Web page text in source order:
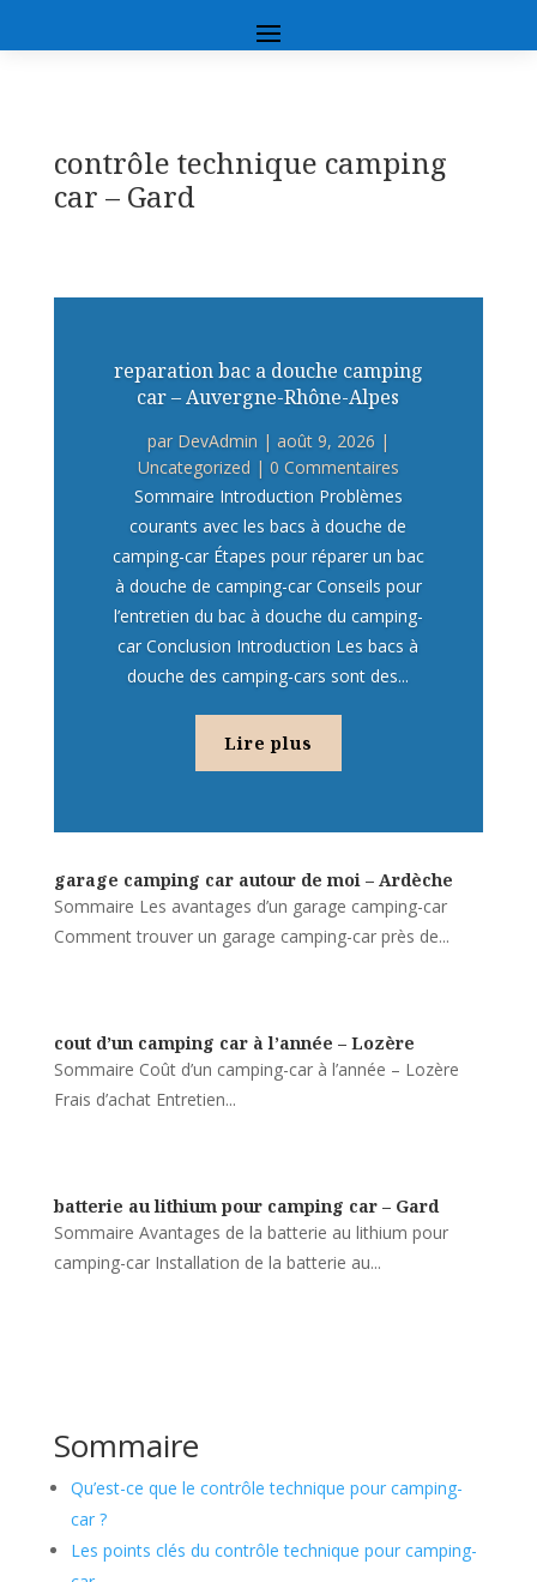
contrôle technique camping
car – Gard
reparation bac a douche camping
car – Auvergne-Rhône-Alpes
par DevAdmin | août 9, 2026 |
Uncategorized | 0 Commentaires
Sommaire Introduction Problèmes
courants avec les bacs à douche de
camping-car Étapes pour réparer un bac
à douche de camping-car Conseils pour
l’entretien du bac à douche du camping-
car Conclusion Introduction Les bacs à
douche des camping-cars sont des...
Lire plus
garage camping car autour de moi – Ardèche
Sommaire Les avantages d’un garage camping-car
Comment trouver un garage camping-car près de...
cout d’un camping car à l’année – Lozère
Sommaire Coût d’un camping-car à l’année – Lozère
Frais d’achat Entretien...
batterie au lithium pour camping car – Gard
Sommaire Avantages de la batterie au lithium pour
camping-car Installation de la batterie au...
Sommaire
Qu’est-ce que le contrôle technique pour camping-
car ?
Les points clés du contrôle technique pour camping-